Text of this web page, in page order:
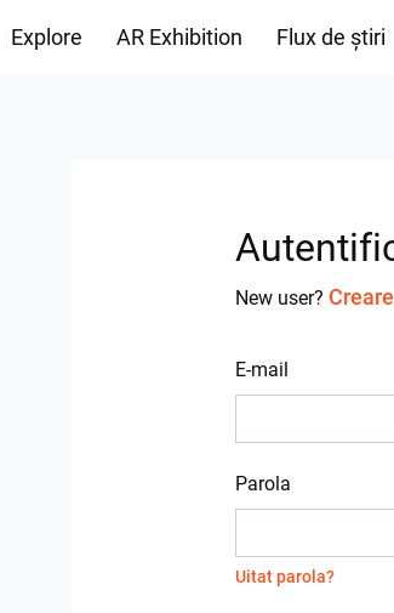
Explore AR Exhibition Flux de știri
New user?
E-mail
Parola
Uitat parola?